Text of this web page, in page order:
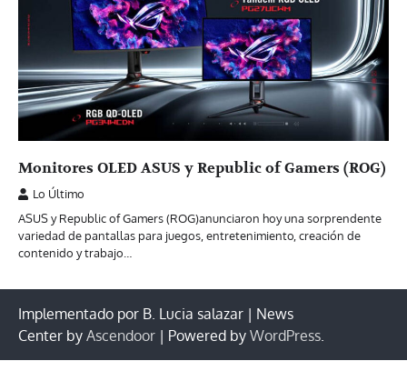
Monitores OLED ASUS y Republic of Gamers (ROG)
Lo Último
ASUS y Republic of Gamers (ROG)anunciaron hoy una sorprendente
variedad de pantallas para juegos, entretenimiento, creación de
contenido y trabajo…
Implementado por B. Lucia salazar | News
Center by Ascendoor | Powered by WordPress.